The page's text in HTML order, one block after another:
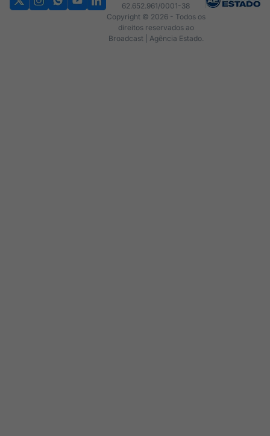
62.652.961/0001-38
Copyright © 2026 - Todos os
direitos reservados ao
Broadcast | Agência Estado.